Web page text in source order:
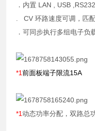
．内置 LAN , USB
. CV 环路速度可调，匹
．可同步执行多组电子负
*1前面板端子限流15A
*1动态功率分配，双路总